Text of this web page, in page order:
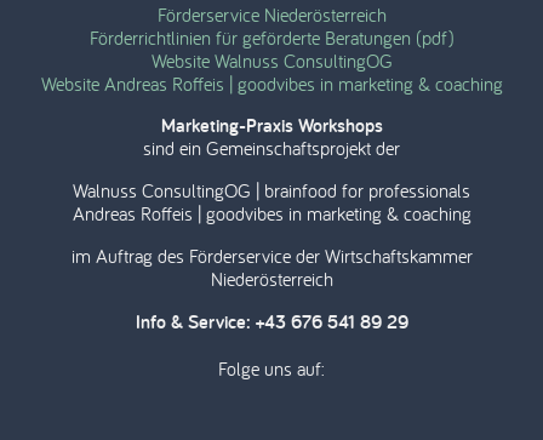
Förderservice Niederösterreich
Förderrichtlinien für geförderte Beratungen (pdf)
Website Walnuss ConsultingOG
Website Andreas Roffeis | goodvibes in marketing & coaching
Marketing-Praxis Workshops
sind ein Gemeinschaftsprojekt der
Walnuss ConsultingOG | brainfood for professionals
Andreas Roffeis | goodvibes in marketing & coaching
im Auftrag des Förderservice der Wirtschaftskammer
Niederösterreich
Info & Service: +43 676 541 89 29
Folge uns auf: